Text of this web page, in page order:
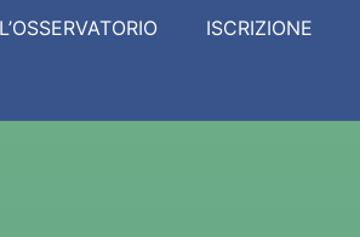
L’OSSERVATORIO ISCRIZIONE